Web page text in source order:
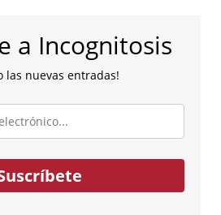
a Incognitosis
las nuevas entradas!